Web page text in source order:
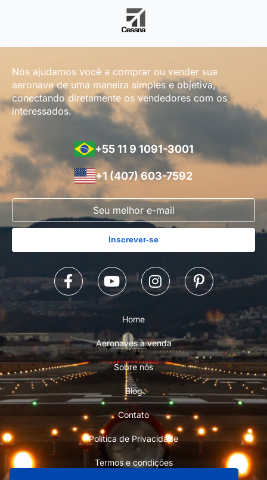
Nós ajudamos você a comprar ou vender sua
aeronave de uma maneira simples e objetiva,
conectando diretamente os vendedores com os
interessados.
+55 11 9 1091-3001
+1 (407) 603-7592
Inscrever-se
Home
Aeronaves à venda
Sobre nós
Blog
Contato
Política de Privacidade
Termos e condições